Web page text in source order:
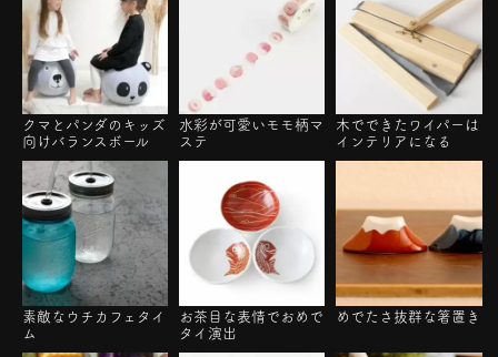
クマとパンダのキッズ
向けバランスボール
水彩が可愛いモモ柄マ
ステ
木でできたワイパーは
インテリアになる
素敵なウチカフェタイ
ム
お茶目な表情でおめで
タイ演出
めでたさ抜群な箸置き